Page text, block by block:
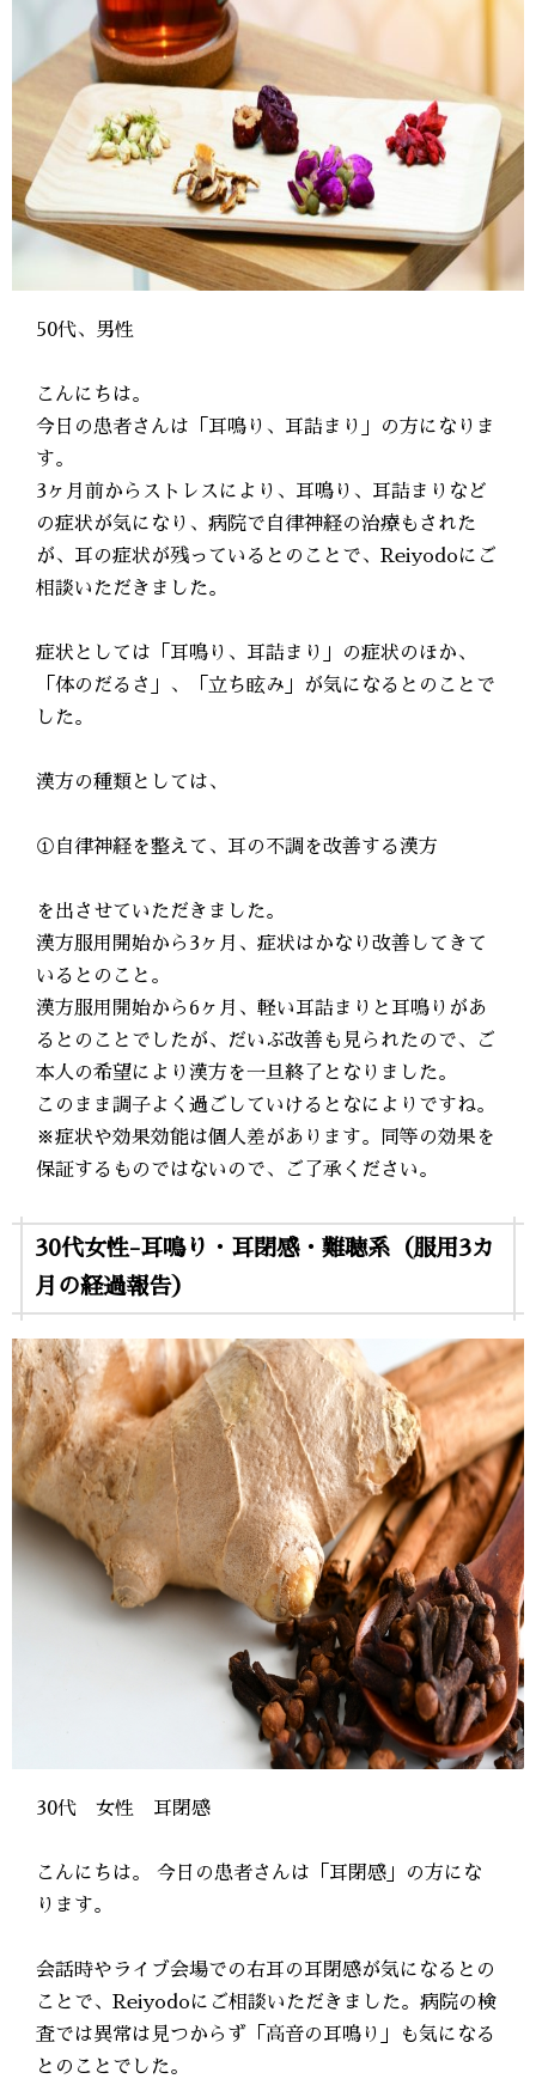
50代、男性
こんにちは。
今日の患者さんは「耳鳴り、耳詰まり」の方になりま
す。
3ヶ月前からストレスにより、耳鳴り、耳詰まりなど
の症状が気になり、病院で自律神経の治療もされた
が、耳の症状が残っているとのことで、Reiyodoにご
相談いただきました。
症状としては「耳鳴り、耳詰まり」の症状のほか、
「体のだるさ」、「立ち眩み」が気になるとのことで
した。
漢方の種類としては、
①自律神経を整えて、耳の不調を改善する漢方
を出させていただきました。
漢方服用開始から3ヶ月、症状はかなり改善してきて
いるとのこと。
漢方服用開始から6ヶ月、軽い耳詰まりと耳鳴りがあ
るとのことでしたが、だいぶ改善も見られたので、ご
本人の希望により漢方を一旦終了となりました。
このまま調子よく過ごしていけるとなによりですね。
※症状や効果効能は個人差があります。同等の効果を
保証するものではないので、ご了承ください。
30代女性-耳鳴り・耳閉感・難聴系（服用3カ
月の経過報告）
30代 女性 耳閉感
こんにちは。 今日の患者さんは「耳閉感」の方にな
ります。
会話時やライブ会場での右耳の耳閉感が気になるとの
ことで、Reiyodoにご相談いただきました。病院の検
査では異常は見つからず「高音の耳鳴り」も気になる
とのことでした。